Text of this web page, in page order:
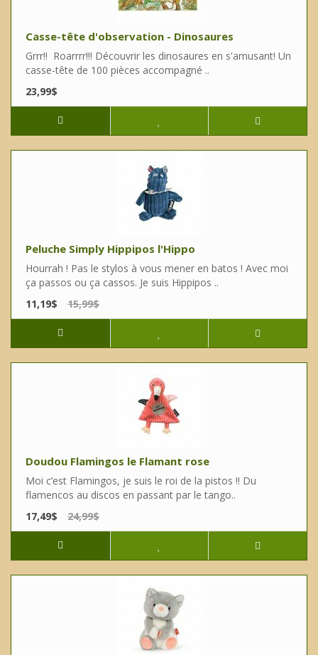
Casse-tête d'observation - Dinosaures
Grrr!! Roarrrr!!! Découvrir les dinosaures en s'amusant! Un
casse-tête de 100 pièces accompagné ..
23,99$
Peluche Simply Hippipos l'Hippo
Hourrah ! Pas le stylos à vous mener en batos ! Avec moi
ça passos ou ça cassos. Je suis Hippipos ..
11,19$
15,99$
Doudou Flamingos le Flamant rose
Moi c’est Flamingos, je suis le roi de la pistos !! Du
flamencos au discos en passant par le tango..
17,49$
24,99$